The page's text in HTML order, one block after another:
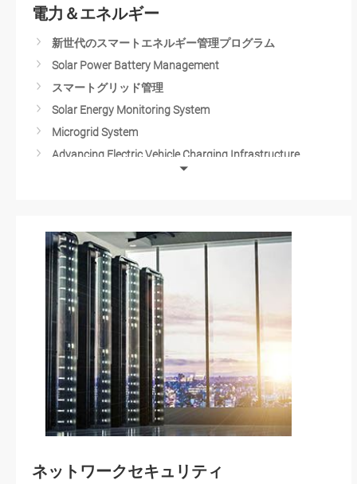
電力＆エネルギー
新世代のスマートエネルギー管理プログラム
Solar Power Battery Management
スマートグリッド管理
Solar Energy Monitoring System
Microgrid System
Advancing Electric Vehicle Charging Infrastructure
ネットワークセキュリティ